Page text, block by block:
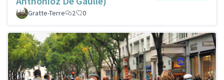
Gratte-Terre 2 0